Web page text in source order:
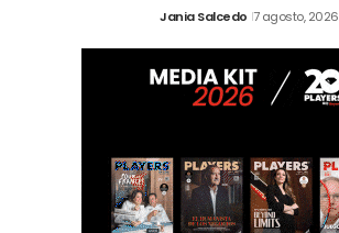
Jania Salcedo 7 agosto, 2026